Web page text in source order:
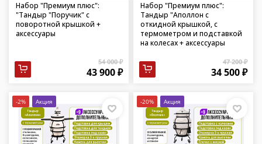
Набор "Премиум плюс":
"Тандыр "Поручик" с
поворотной крышкой +
аксессуары
54 000 ₽
43 900 ₽
Набор "Премиум плюс":
Тандыр "Аполлон с
откидной крышкой, с
термометром и подставкой
на колесах + аксессуары
47 200 ₽
34 500 ₽
-2% Акция -20% Акция